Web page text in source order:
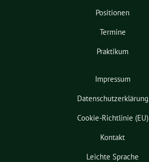
Positionen
Termine
Praktikum
Impressum
Datenschutzerklärung
Cookie-Richtlinie (EU)
Kontakt
Leichte Sprache